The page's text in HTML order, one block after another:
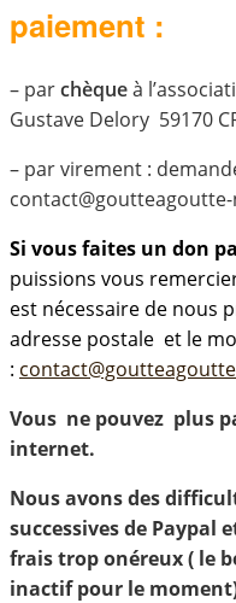
paiement :
– parchèqueà
Gustave Delory 59170
– par virement :
Si vous faites un don
puissions vous
est nécessaire de nous
adresse postale et le
:
Vous ne pouvez plus
internet.
Nous avons des
successives de Paypal
frais trop onéreux ( le
inactif pour le